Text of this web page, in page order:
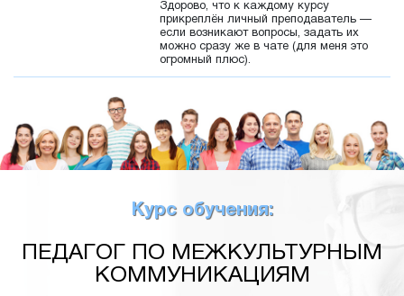
Здорово, что к каждому курсу
прикреплён личный преподаватель —
если возникают вопросы, задать их
можно сразу же в чате (для меня это
огромный плюс).
Курс обучения:
ПЕДАГОГ ПО МЕЖКУЛЬТУРНЫМ
КОММУНИКАЦИЯМ